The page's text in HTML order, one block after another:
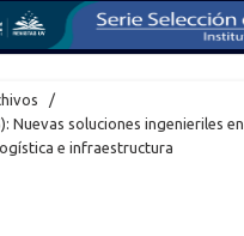
/
Nuevas soluciones ingenieriles
e infraestructura